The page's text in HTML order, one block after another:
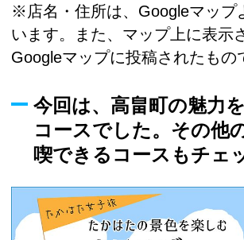
※店名・住所は、Googleマップ
います。また、マップ上に表示
Googleマップに投稿されたもの
今回は、高畠町の魅力
コースでした。その他
喫できるコースもチェ